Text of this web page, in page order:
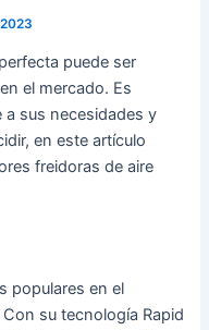
puede ser
el mercado. Es
a sus necesidades y
en este artículo
freidoras de aire
populares en el
su tecnología Rapid